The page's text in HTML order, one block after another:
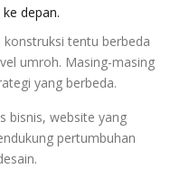
depan.
tentu berbeda
umroh. Masing-masing
yang berbeda.
bisnis, website yang
pertumbuhan